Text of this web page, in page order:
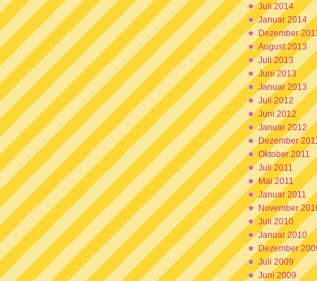
Juli 2014
Januar 2014
Dezember
August 2013
Juli 2013
Juni 2013
Januar 2013
Juli 2012
Juni 2012
Januar 2012
Dezember
Oktober 2011
Juli 2011
Mai 2011
Januar 2011
November
Juli 2010
Januar 2010
Dezember
Juli 2009
Juni 2009